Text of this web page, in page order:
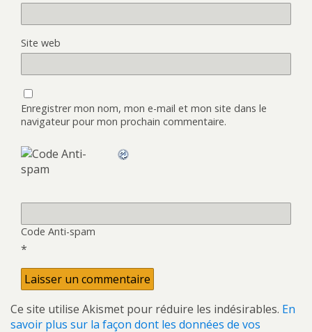
Site web
Enregistrer mon nom, mon e-mail et mon site dans le
navigateur pour mon prochain commentaire.
Code Anti-spam
*
Ce site utilise Akismet pour réduire les indésirables. En
savoir plus sur la façon dont les données de vos